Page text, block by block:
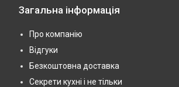
Загальна інформація
Про компанію
Відгуки
Безкоштовна доставка
Секрети кухні і не тільки